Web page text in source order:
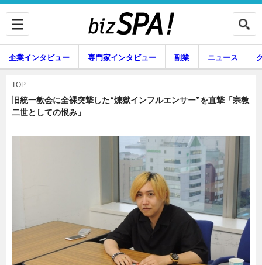
専門家インタビュー
ニュース
グルメ スキル
企業インタビュー 専門家インタビュー 副業 ニュース
暮らし
TOP
旧統一教会に全裸突撃した“煉獄インフルエンサー”を直撃「宗教
二世としての恨み」